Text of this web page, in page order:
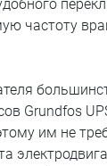
частоту
Grundfos
им не